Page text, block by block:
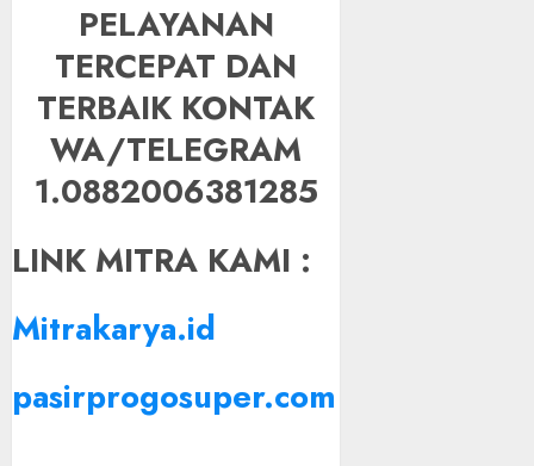
PELAYANAN
TERCEPAT DAN
TERBAIK KONTAK
WA/TELEGRAM
1.0882006381285
LINK MITRA KAMI :
Mitrakarya.id
pasirprogosuper.com